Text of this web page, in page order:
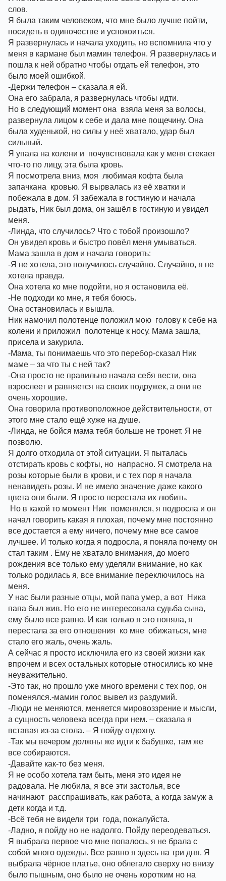
слов.
Я была таким человеком, что мне было лучше пойти,
посидеть в одиночестве и успокоиться.
Я развернулась и начала уходить, но вспомнила что у
меня в кармане был мамин телефон. Я развернулась и
пошла к ней обратно чтобы отдать ей телефон, это
было моей ошибкой.
-Держи телефон – сказала я ей.
Она его забрала, я развернулась чтобы идти.
Но в следующий момент она  взяла меня за волосы,
развернула лицом к себе и дала мне пощечину. Она
была худенькой, но силы у неё хватало, удар был
сильный.
Я упала на колени и  почувствовала как у меня стекает
что-то по лицу, эта была кровь.
Я посмотрела вниз, моя  любимая кофта была
запачкана  кровью. Я вырвалась из её хватки и
побежала в дом. Я забежала в гостиную и начала
рыдать, Ник был дома, он зашёл в гостиную и увидел
меня.
-Линда, что случилось? Что с тобой произошло?
Он увидел кровь и быстро повёл меня умываться.
Мама зашла в дом и начала говорить:
-Я не хотела, это получилось случайно. Случайно, я не
хотела правда.
Она хотела ко мне подойти, но я остановила её.
-Не подходи ко мне, я тебя боюсь.
Она остановилась и вышла.
Ник намочил полотенце положил мою  голову к себе на
колени и приложил  полотенце к носу. Мама зашла,
присела и закурила.
-Мама, ты понимаешь что это перебор-сказал Ник
маме – за что ты с ней так?
-Она просто не правильно начала себя вести, она
взрослеет и равняется на своих подружек, а они не
очень хорошие.
Она говорила противоположное действительности, от
этого мне стало ещё хуже на душе.
-Линда, не бойся мама тебя больше не тронет. Я не
позволю.
Я долго отходила от этой ситуации. Я пыталась
отстирать кровь с кофты, но  напрасно. Я смотрела на
розы которые были в крови, и с тех пор я начала
ненавидеть розы. И не имело значение даже какого
цвета они были. Я просто перестала их любить.
Но в какой то момент Ник  поменялся, я подросла и он
начал говорить какая я плохая, почему мне постоянно
все достается а ему ничего, почему мне все самое
лучшее. И только когда я подросла, я поняла почему он
стал таким . Ему не хватало внимания, до моего
рождения все только ему уделяли внимание, но как
только родилась я, все внимание переключилось на
меня.
У нас были разные отцы, мой папа умер, а вот  Ника
папа был жив. Но его не интересовала судьба сына,
ему было все равно. И как только я это поняла, я
перестала за его отношения  ко мне  обижаться, мне
стало его жаль, очень жаль.
А сейчас я просто исключила его из своей жизни как
впрочем и всех остальных которые относились ко мне
неуважительно.
-Это так, но прошло уже много времени с тех пор, он
поменялся.-мамин голос вывел из раздумий.
-Люди не меняются, меняется мировоззрение и мысли,
а сущность человека всегда при нем. – сказала я
вставая из-за стола. – Я пойду отдохну.
-Так мы вечером должны же идти к бабушке, там же
все собираются.
-Давайте как-то без меня.
Я не особо хотела там быть, меня это идея не
радовала. Не любила, я все эти застолья, все
начинают  расспрашивать, как работа, а когда замуж а
дети когда и т.д.
-Всё тебя не видели три  года, пожалуйста.
-Ладно, я пойду но не надолго. Пойду переодеваться.
Я выбрала первое что мне попалось, я не брала с
собой много одежды. Все равно я здесь на три дня. Я
выбрала чёрное платье, оно облегало сверху но внизу
было пышным, оно было не очень коротким но на